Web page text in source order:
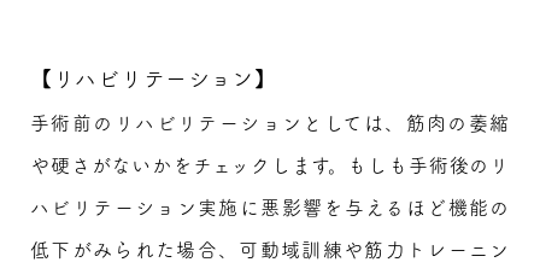
【リハビリテーション】
手術前のリハビリテーションとしては、筋肉の萎縮
や硬さがないかをチェックします。もしも手術後のリ
ハビリテーション実施に悪影響を与えるほど機能の
低下がみられた場合、可動域訓練や筋力トレーニン